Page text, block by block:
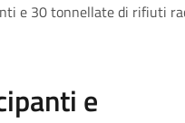
e 30 tonnellate di rifiuti
e